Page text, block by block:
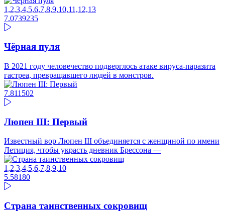
1,2,3,4,5,6,7,8,9,10,11,12,13
7.0739235
Чёрная пуля
В 2021 году человечество подверглось атаке вируса-паразита
гастреа, превращавшего людей в монстров.
7.811502
Люпен III: Первый
Известный вор Люпен III объединяется с женщиной по имени
Летиция, чтобы украсть дневник Брессона —
1,2,3,4,5,6,7,8,9,10
5.58180
Страна таинственных сокровищ